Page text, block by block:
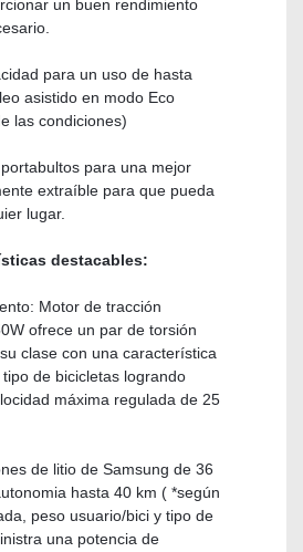
un buen rendimiento
para un uso de hasta
asistido en modo Eco
las condiciones)
para una mejor
extraíble para que pueda
lugar.
destacables:
Motor de tracción
ofrece un par de torsión
clase con una característica
de bicicletas logrando
máxima regulada de 25
de litio de Samsung de 36
hasta 40 km ( *según
peso usuario/bici y tipo de
una potencia de